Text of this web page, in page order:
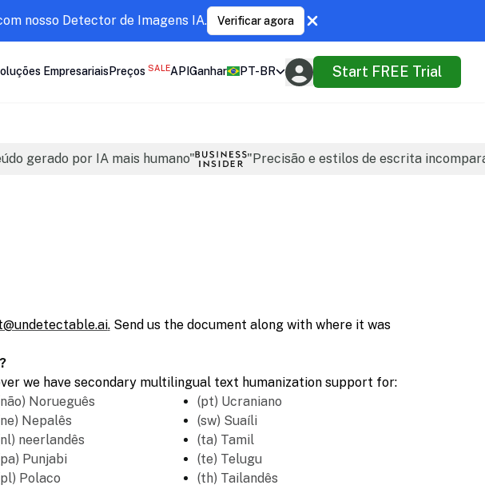
nosso Detector de Imagens IA. Verificar agora
EmpresariaisPreços SALEAPI Ganhar PT-BR Start FREE Trial
gerado por IA mais humano" "Precisão e estilos de escrita
.Send us the document along with where it was
we have secondary multilingual text humanization support for:
Norueguês
Nepalês
neerlandês
Punjabi
Polaco
(pt) Ucraniano
(sw) Suaíli
(ta) Tamil
(te) Telugu
(th) Tailandês